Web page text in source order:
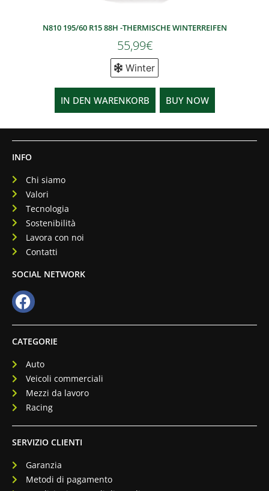
N810 195/60 R15 88H -THERMISCHE WINTERREIFEN
55,99€
Winter
IN DEN WARENKORB BUY NOW
CATEGORIE
Auto
Veicoli commerciali
Mezzi da lavoro
Racing
INFO
Chi siamo
Valori
Tecnologia
Sostenibilità
Lavora con noi
Contatti
SOCIAL NETWORK
SERVIZIO CLIENTI
Garanzia
Metodi di pagamento